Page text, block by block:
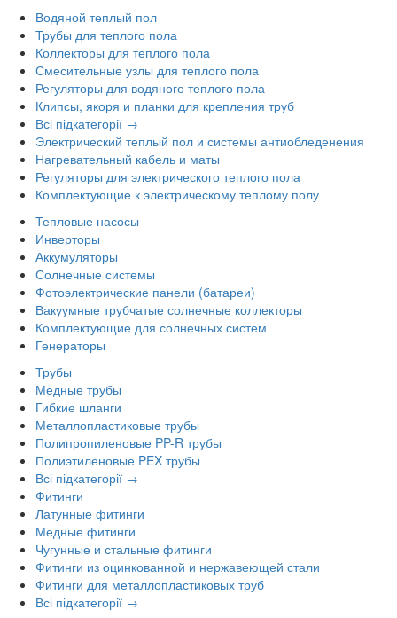
Водяной теплый пол
Трубы для теплого пола
Коллекторы для теплого пола
Смесительные узлы для теплого пола
Регуляторы для водяного теплого пола
Клипсы, якоря и планки для крепления труб
Всі підкатегорії →
Электрический теплый пол и системы антиобледенения
Нагревательный кабель и маты
Регуляторы для электрического теплого пола
Комплектующие к электрическому теплому полу
Тепловые насосы
Инверторы
Аккумуляторы
Солнечные системы
Фотоэлектрические панели (батареи)
Вакуумные трубчатые солнечные коллекторы
Комплектующие для солнечных систем
Генераторы
Трубы
Медные трубы
Гибкие шланги
Металлопластиковые трубы
Полипропиленовые PP-R трубы
Полиэтиленовые PEX трубы
Всі підкатегорії →
Фитинги
Латунные фитинги
Медные фитинги
Чугунные и стальные фитинги
Фитинги из оцинкованной и нержавеющей стали
Фитинги для металлопластиковых труб
Всі підкатегорії →